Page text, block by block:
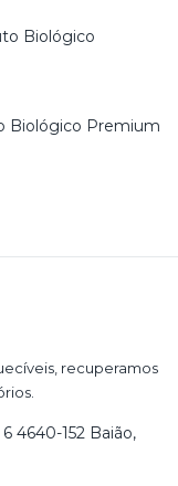
Biológico
Biológico Premium
recuperamos
4640-152 Baião,